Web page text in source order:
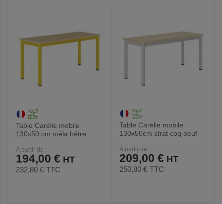
Table Carélie mobile
130x50 cm méla hêtre
À partir de
194,00 €
232,80 € TTC
Table Carélie mobile
130x50cm strat coq oeuf
À partir de
209,00 €
250,80 € TTC